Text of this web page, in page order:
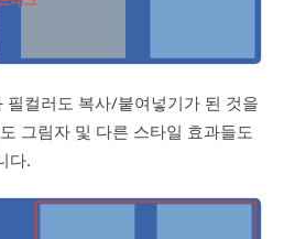
필컬러도 복사/붙여넣기가 된 것을
그림자 및 다른 스타일 효과들도
다.